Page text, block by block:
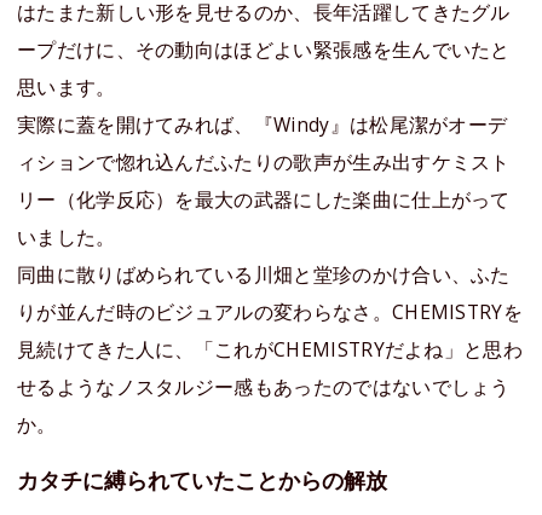
はたまた新しい形を見せるのか、長年活躍してきたグル
ープだけに、その動向はほどよい緊張感を生んでいたと
思います。
実際に蓋を開けてみれば、『Windy』は松尾潔がオーデ
ィションで惚れ込んだふたりの歌声が生み出すケミスト
リー（化学反応）を最大の武器にした楽曲に仕上がって
いました。
同曲に散りばめられている川畑と堂珍のかけ合い、ふた
りが並んだ時のビジュアルの変わらなさ。CHEMISTRYを
見続けてきた人に、「これがCHEMISTRYだよね」と思わ
せるようなノスタルジー感もあったのではないでしょう
か。
カタチに縛られていたことからの解放